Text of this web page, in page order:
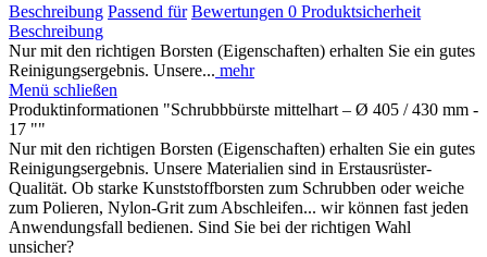
Beschreibung Passend für Bewertungen 0 Produktsicherheit
Beschreibung
Nur mit den richtigen Borsten (Eigenschaften) erhalten Sie ein gutes
Reinigungsergebnis. Unsere... mehr
Menü schließen
Produktinformationen "Schrubbbürste mittelhart – Ø 405 / 430 mm -
17 ""
Nur mit den richtigen Borsten (Eigenschaften) erhalten Sie ein gutes
Reinigungsergebnis. Unsere Materialien sind in Erstausrüster-
Qualität. Ob starke Kunststoffborsten zum Schrubben oder weiche
zum Polieren, Nylon-Grit zum Abschleifen... wir können fast jeden
Anwendungsfall bedienen. Sind Sie bei der richtigen Wahl
unsicher?